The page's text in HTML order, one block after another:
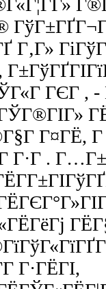
Г‚Г»
ГЄГ , -
Г¤ГЁ, Г
Г·Г .
Г·ГЁГІ,